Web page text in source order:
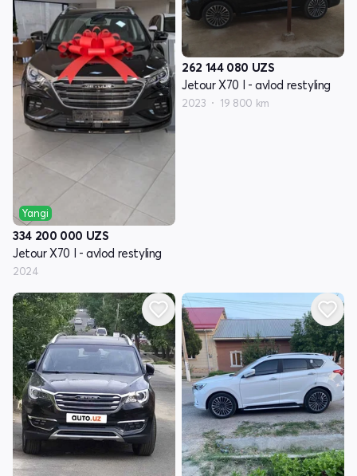
Yangi
334 200 000 UZS
Jetour X70 I - avlod restyling
2024
262 144 080 UZS
Jetour X70 I - avlod restyling
2023 19 800 km